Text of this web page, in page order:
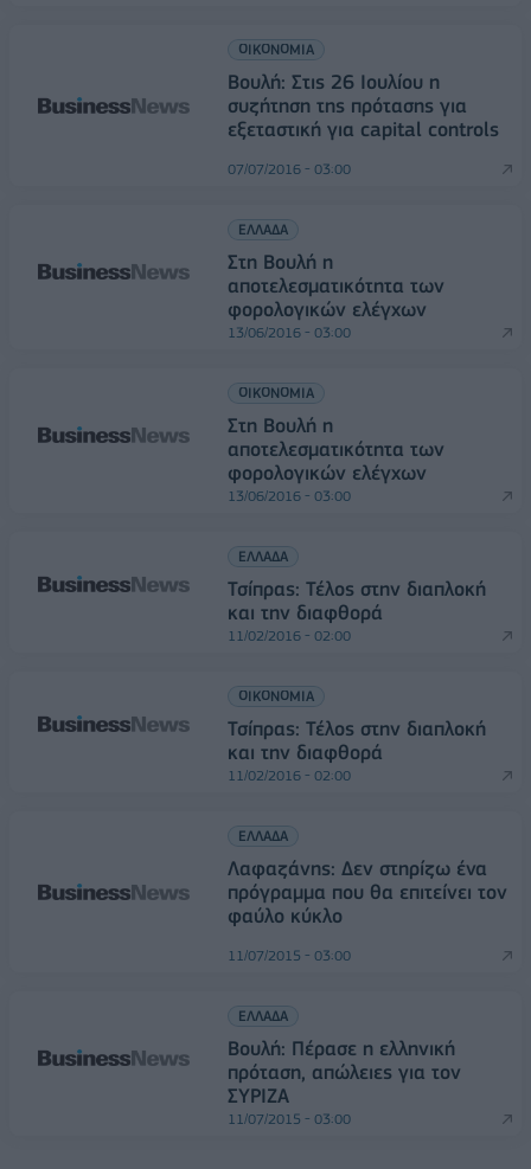
ΟΙΚΟΝΟΜΙΑ
Βουλή: Στις 26 Ιουλίου η
συζήτηση της πρότασης για
εξεταστική για capital controls
07/07/2016 - 03:00
ΕΛΛΑΔΑ
Στη Βουλή η
αποτελεσματικότητα των
φορολογικών ελέγχων
13/06/2016 - 03:00
ΟΙΚΟΝΟΜΙΑ
Στη Βουλή η
αποτελεσματικότητα των
φορολογικών ελέγχων
13/06/2016 - 03:00
ΕΛΛΑΔΑ
Τσίπρας: Τέλος στην διαπλοκή
και την διαφθορά
11/02/2016 - 02:00
ΟΙΚΟΝΟΜΙΑ
Τσίπρας: Τέλος στην διαπλοκή
και την διαφθορά
11/02/2016 - 02:00
ΕΛΛΑΔΑ
Λαφαζάνης: Δεν στηρίζω ένα
πρόγραμμα που θα επιτείνει τον
φαύλο κύκλο
11/07/2015 - 03:00
ΕΛΛΑΔΑ
Βουλή: Πέρασε η ελληνική
πρόταση, απώλειες για τον
ΣΥΡΙΖΑ
11/07/2015 - 03:00